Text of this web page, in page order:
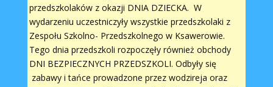
przedszkolaków z okazji DNIA DZIECKA. W
wydarzeniu uczestniczyły wszystkie przedszkolaki z
Zespołu Szkolno- Przedszkolnego w Ksawerowie.
Tego dnia przedszkoli rozpoczęły również obchody
DNI BEZPIECZNYCH PRZEDSZKOLI. Odbyły się
zabawy i tańce prowadzone przez wodzireja oraz